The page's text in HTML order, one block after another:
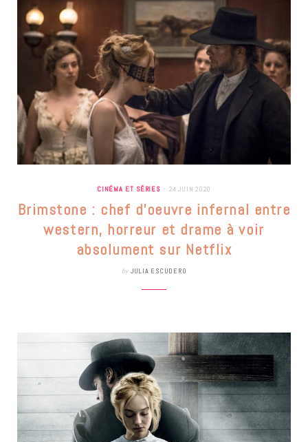
CINÉMA ET SÉRIES 24 JUIN 2020
Brimstone : chef d’oeuvre infernal entre
western, horreur et drame à voir
absolument sur Netflix
by JULIA ESCUDERO